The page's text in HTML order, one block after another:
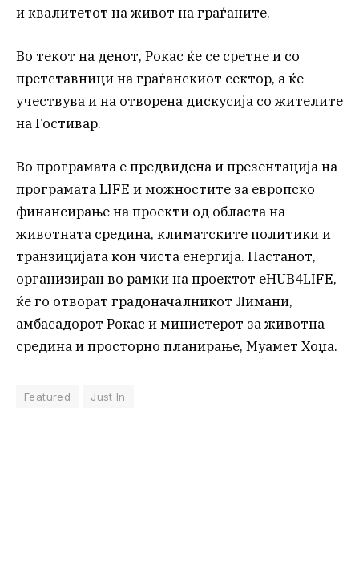
и квалитетот на живот на граѓаните.
Во текот на денот, Рокас ќе се сретне и со
претставници на граѓанскиот сектор, а ќе
учествува и на отворена дискусија со жителите
на Гостивар.
Во програмата е предвидена и презентација на
програмата LIFE и можностите за европско
финансирање на проекти од областа на
животната средина, климатските политики и
транзицијата кон чиста енергија. Настанот,
организиран во рамки на проектот eHUB4LIFE,
ќе го отворат градоначалникот Лимани,
амбасадорот Рокас и министерот за животна
средина и просторно планирање, Муамет Хоџа.
Featured Just In